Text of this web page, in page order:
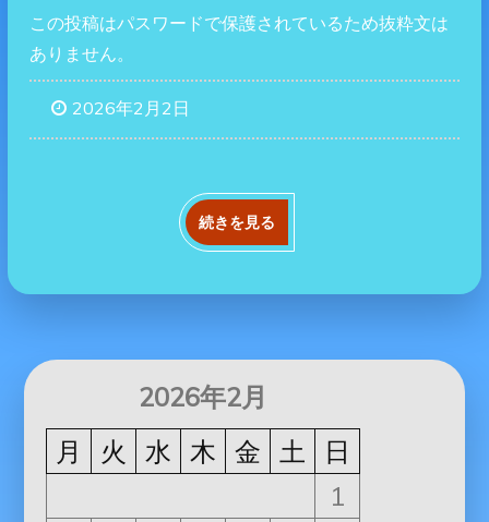
この投稿はパスワードで保護されているため抜粋文は
ありません。
2026年2月2日
続きを見る
2026年2月
月
火 水 木 金 土
日
1